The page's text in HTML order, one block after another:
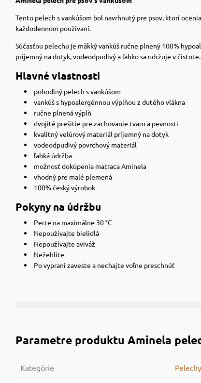
Tento pelech s vankúšom bol navrhnutý pre psov, ktorí
každodennom používaní.
Súčasťou pelechu je mäkký vankúš ručne plnený 100%
príjemný na dotyk, vodeodpudivý a ľahko sa udržuje v
Hlavné vlastnosti
pohodlný pelech s vankúšom
vankúš s hypoalergénnou výplňou z dutého vlákna
ručne plnená výplň
dvojité prešitie pre zachovanie tvaru a pevnosti
kvalitný velúrový materiál príjemný na dotyk
vodeodpudivý povrchový materiál
ľahká údržba
možnosť dokúpenia matraca Aminela
vhodný pre malé plemená
100% český výrobok
Pokyny na údržbu
Perte na maximálne 30 °C
Nepoužívajte bielidlá
Nepoužívajte aviváž
Nežehlite
Po vypraní zaveste a nechajte voľne preschnúť
Parametre produktu Aminela
Kategórie